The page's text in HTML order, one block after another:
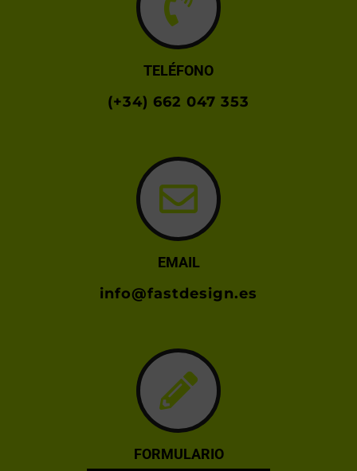
TELÉFONO
(+34) 662 047 353
EMAIL
info@fastdesign.es
FORMULARIO